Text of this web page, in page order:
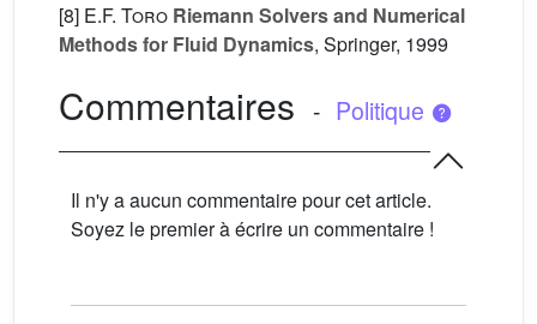
[8] E.F. Toro Riemann Solvers and Numerical
Methods for Fluid Dynamics, Springer, 1999
Commentaires - Politique
Il n'y a aucun commentaire pour cet article.
Soyez le premier à écrire un commentaire !